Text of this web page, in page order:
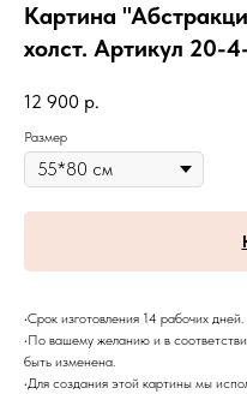
Картина
холст. Артикул 20-
12 900 р.
Размер
•Срок изготовления 14 рабочих дней.
•По вашему желанию и в
быть изменена.
•Для создания этой картины мы